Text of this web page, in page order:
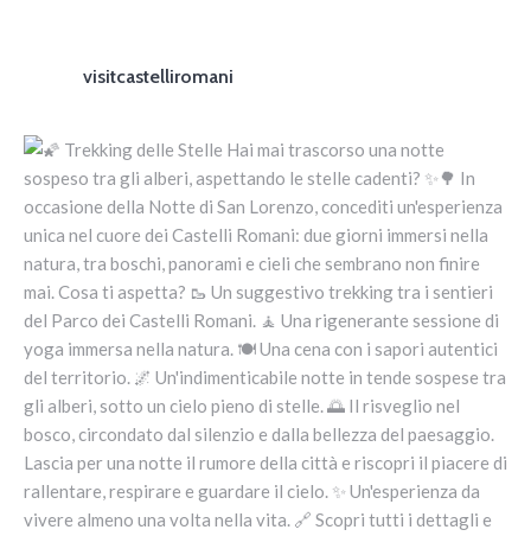
visitcastelliromani